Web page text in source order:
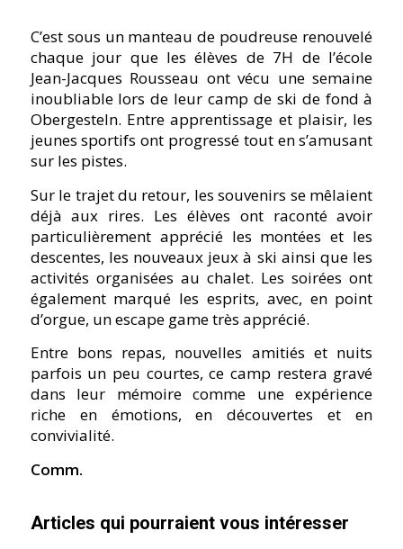
C’est sous un manteau de poudreuse renouvelé
chaque jour que les élèves de 7H de l’école
Jean-Jacques Rousseau ont vécu une semaine
inoubliable lors de leur camp de ski de fond à
Obergesteln. Entre apprentissage et plaisir, les
jeunes sportifs ont progressé tout en s’amusant
sur les pistes.
Sur le trajet du retour, les souvenirs se mêlaient
déjà aux rires. Les élèves ont raconté avoir
particulièrement apprécié les montées et les
descentes, les nouveaux jeux à ski ainsi que les
activités organisées au chalet. Les soirées ont
également marqué les esprits, avec, en point
d’orgue, un escape game très apprécié.
Entre bons repas, nouvelles amitiés et nuits
parfois un peu courtes, ce camp restera gravé
dans leur mémoire comme une expérience
riche en émotions, en découvertes et en
convivialité.
Comm.
Articles qui pourraient vous intéresser